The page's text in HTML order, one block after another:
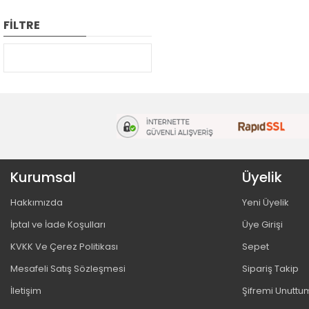
FİLTRE
Kurumsal
Hakkımızda
İptal ve İade Koşulları
KVKK Ve Çerez Politikası
Mesafeli Satış Sözleşmesi
İletişim
Üyelik
Yeni Üyelik
Üye Girişi
Sepet
Sipariş Takip
Şifremi